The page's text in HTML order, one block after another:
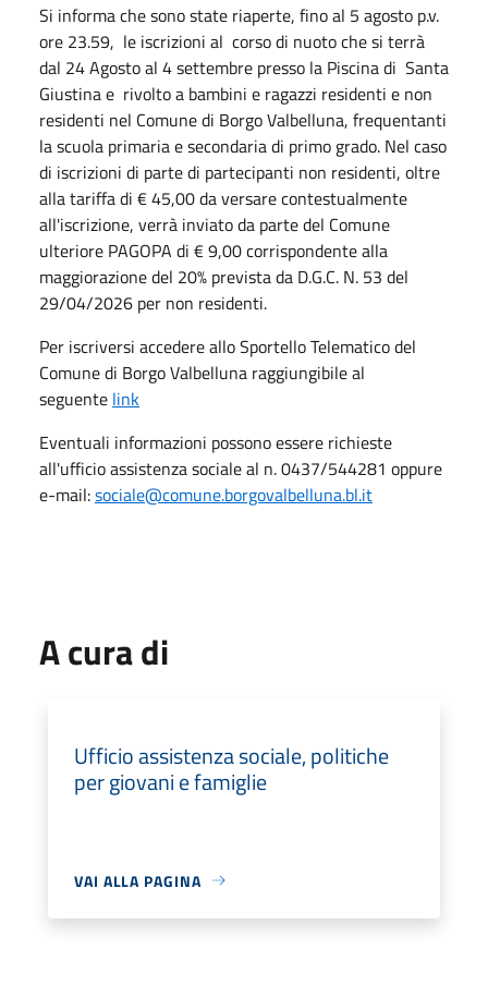
Si informa che sono state riaperte, fino al 5 agosto p.v.
ore 23.59, le iscrizioni al corso di nuoto che si terrà
dal 24 Agosto al 4 settembre presso la Piscina di Santa
Giustina e rivolto a bambini e ragazzi residenti e non
residenti nel Comune di Borgo Valbelluna, frequentanti
la scuola primaria e secondaria di primo grado. Nel caso
di iscrizioni di parte di partecipanti non residenti, oltre
alla tariffa di € 45,00 da versare contestualmente
all'iscrizione, verrà inviato da parte del Comune
ulteriore PAGOPA di € 9,00 corrispondente alla
maggiorazione del 20% prevista da D.G.C. N. 53 del
29/04/2026 per non residenti.
Per iscriversi accedere allo Sportello Telematico del
Comune di Borgo Valbelluna raggiungibile al
seguente link
Eventuali informazioni possono essere richieste
all'ufficio assistenza sociale al n. 0437/544281 oppure
e-mail:sociale@comune.borgovalbelluna.bl.it
A cura di
Ufficio assistenza sociale, politiche
per giovani e famiglie
VAI ALLA PAGINA